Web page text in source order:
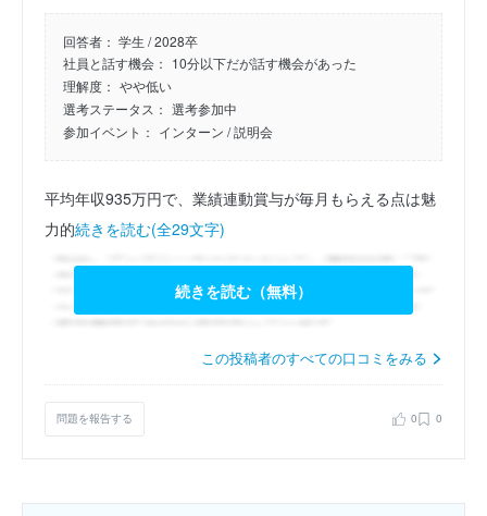
回答者： 学生 / 2028卒
社員と話す機会： 10分以下だが話す機会があった
理解度： やや低い
選考ステータス： 選考参加中
参加イベント： インターン / 説明会
平均年収935万円で、業績連動賞与が毎月もらえる点は魅
力的続きを読む(全29文字)
続きを読む（無料）
この投稿者のすべての口コミをみる
問題を報告する 0 0